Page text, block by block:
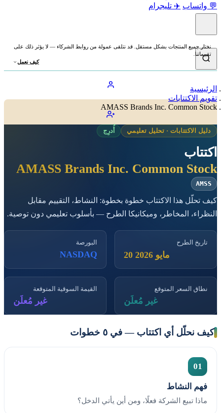
💬 واتساب ✈️ تليجرام
نختار جميع المنتجات بشكل مستقل. قد نتلقى عمولة من روابط الشركاء — لا يؤثر ذلك على
تقييماتنا.
كيف نعمل
الرئيسية
تقويم الاكتتابات
AMASS Brands Inc. Common Stock
دليل الاكتتابات · تحليل تعليمي أُدرِج
اكتتاب
AMASS Brands Inc. Common Stock
AMSS
كيف تحلّل هذا الاكتتاب خطوة بخطوة: النشاط، التقييم مقابل
النظراء، المخاطر، وميكانيكا الطرح — بأسلوب تعليمي دون توصية.
تاريخ الطرح
20 مايو 2026
البورصة
NASDAQ
نطاق السعر المتوقع
غير مُعلَن
القيمة السوقية المتوقعة
غير مُعلَن
كيف نحلّل أي اكتتاب — في ٥ خطوات
01
فهم النشاط
ماذا تبيع الشركة فعلًا، ومن أين يأتي الدخل؟